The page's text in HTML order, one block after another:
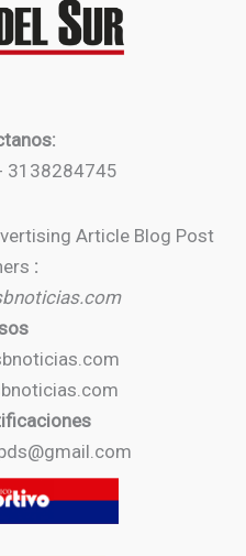
3138284745
Article Blog Post
: